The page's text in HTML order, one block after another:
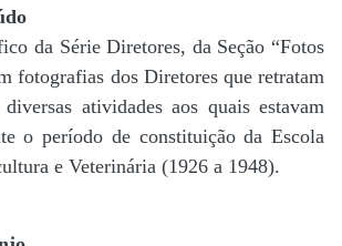
da Série Diretores, da Seção “Fotos
fotografias dos Diretores que retratam
atividades aos quais estavam
o período de constituição da Escola
e Veterinária (1926 a 1948).